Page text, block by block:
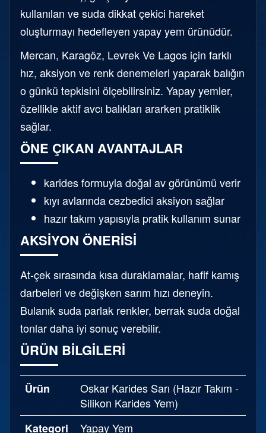
kullanılan ve suda dikkat çekici hareket
oluşturmayı hedefleyen yapay yem ürünüdür.
Mercan, Karagöz, Levrek Ve Lagos için farklı
hız, aksiyon ve renk denemeleri yaparak balığın
o günkü tepkisini ölçebilirsiniz. Yapay yemler,
özellikle aktif avcı balıkları ararken pratiklik
sağlar.
ÖNE ÇIKAN AVANTAJLAR
karides formuyla doğal av görünümü verir
kıyı avlarında cezbedici aksiyon sağlar
hazır takım yapısıyla pratik kullanım sunar
AKSIYON ÖNERISI
At-çek sırasında kısa duraklamalar, hafif kamış
darbeleri ve değişken sarım hızı deneyin.
Bulanık suda parlak renkler, berrak suda doğal
tonlar daha iyi sonuç verebilir.
ÜRÜN BILGILERI
Ürün
Oskar Karides Sarı (Hazır Takım -
Silikon Karides Yem)
Kategori
Yapay Yem